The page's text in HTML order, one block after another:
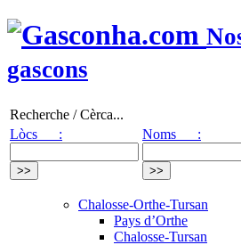
gascons
Recherche / Cèrca...
Lòcs :
Noms :
Chalosse-Orthe-Tursan
Pays d’Orthe
Chalosse-Tursan